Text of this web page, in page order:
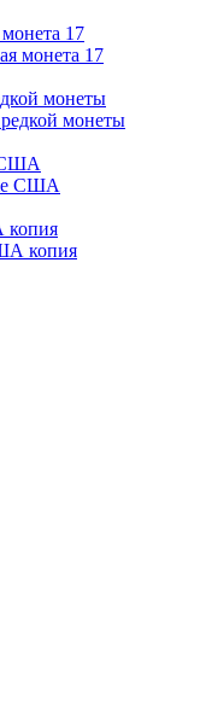
17
монеты
США
копия